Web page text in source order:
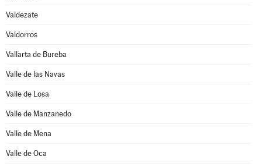
Valdezate
Valdorros
Vallarta de Bureba
Valle de las Navas
Valle de Losa
Valle de Manzanedo
Valle de Mena
Valle de Oca